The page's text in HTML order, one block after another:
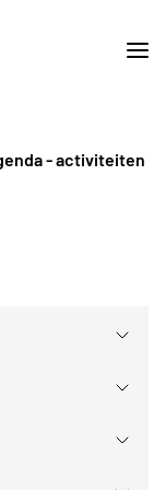
- activiteiten